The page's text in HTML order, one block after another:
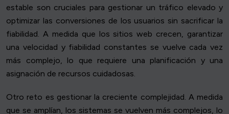
estable son cruciales para gestionar un tráfico elevado y
optimizar las conversiones de los usuarios sin sacrificar la
fiabilidad. A medida que los sitios web crecen, garantizar
una velocidad y fiabilidad constantes se vuelve cada vez
más complejo, lo que requiere una planificación y una
asignación de recursos cuidadosas.
Otro reto es gestionar la creciente complejidad. A medida
que se amplían, los sistemas se vuelven más complejos, lo